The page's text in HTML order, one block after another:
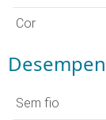
Cor
Sem fio